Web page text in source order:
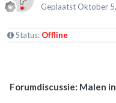
Geplaatst Oktober
Status: Offline
Forumdiscussie: Malen